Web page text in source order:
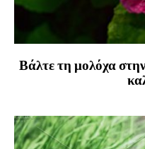
Βάλτε τη μολόχα